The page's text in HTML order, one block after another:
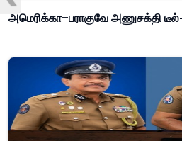
அமெரிக்கா–பராகுவே அணுசக்தி